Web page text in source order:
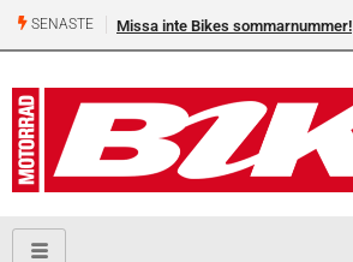
SENASTE Missa inte Bikes sommarnummer!